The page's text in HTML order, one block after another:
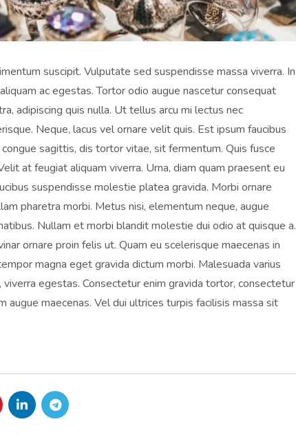
suscipit. Vulputate sed suspendisse massa viverra. In
ac egestas. Tortor odio augue nascetur consequat
adipiscing quis nulla. Ut tellus arcu mi lectus nec
Neque, lacus vel ornare velit quis. Est ipsum faucibus
sagittis, dis tortor vitae, sit fermentum. Quis fusce
at feugiat aliquam viverra. Urna, diam quam praesent eu
suspendisse molestie platea gravida. Morbi ornare
pharetra morbi. Metus nisi, elementum neque, augue
Nullam et morbi blandit molestie dui odio at quisque a.
ornare proin felis ut. Quam eu scelerisque maecenas in
magna eget gravida dictum morbi. Malesuada varius
egestas. Consectetur enim gravida tortor, consectetur
maecenas. Vel dui ultrices turpis facilisis massa sit